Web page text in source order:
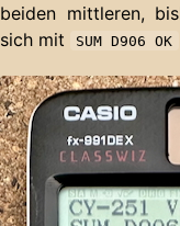
beiden mittleren,
sich mit
SUM D906 OK